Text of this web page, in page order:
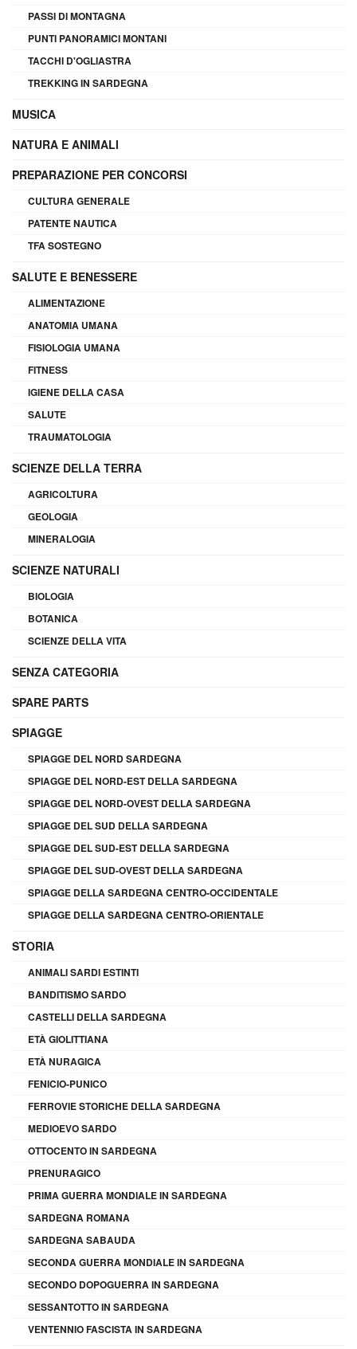
PASSI DI MONTAGNA
PUNTI PANORAMICI MONTANI
TACCHI D'OGLIASTRA
TREKKING IN SARDEGNA
MUSICA
NATURA E ANIMALI
PREPARAZIONE PER CONCORSI
CULTURA GENERALE
PATENTE NAUTICA
TFA SOSTEGNO
SALUTE E BENESSERE
ALIMENTAZIONE
ANATOMIA UMANA
FISIOLOGIA UMANA
FITNESS
IGIENE DELLA CASA
SALUTE
TRAUMATOLOGIA
SCIENZE DELLA TERRA
AGRICOLTURA
GEOLOGIA
MINERALOGIA
SCIENZE NATURALI
BIOLOGIA
BOTANICA
SCIENZE DELLA VITA
SENZA CATEGORIA
SPARE PARTS
SPIAGGE
SPIAGGE DEL NORD SARDEGNA
SPIAGGE DEL NORD-EST DELLA SARDEGNA
SPIAGGE DEL NORD-OVEST DELLA SARDEGNA
SPIAGGE DEL SUD DELLA SARDEGNA
SPIAGGE DEL SUD-EST DELLA SARDEGNA
SPIAGGE DEL SUD-OVEST DELLA SARDEGNA
SPIAGGE DELLA SARDEGNA CENTRO-OCCIDENTALE
SPIAGGE DELLA SARDEGNA CENTRO-ORIENTALE
STORIA
ANIMALI SARDI ESTINTI
BANDITISMO SARDO
CASTELLI DELLA SARDEGNA
ETÀ GIOLITTIANA
ETÀ NURAGICA
FENICIO-PUNICO
FERROVIE STORICHE DELLA SARDEGNA
MEDIOEVO SARDO
OTTOCENTO IN SARDEGNA
PRENURAGICO
PRIMA GUERRA MONDIALE IN SARDEGNA
SARDEGNA ROMANA
SARDEGNA SABAUDA
SECONDA GUERRA MONDIALE IN SARDEGNA
SECONDO DOPOGUERRA IN SARDEGNA
SESSANTOTTO IN SARDEGNA
VENTENNIO FASCISTA IN SARDEGNA